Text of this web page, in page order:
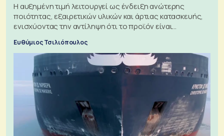
Η αυξημένη τιμή λειτουργεί ως ένδειξη ανώτερης
ποιότητας, εξαιρετικών υλικών και άρτιας κατασκευής,
ενισχύοντας την αντίληψη ότι το προϊόν είναι
Ευθύμιος Τσιλιόπουλος